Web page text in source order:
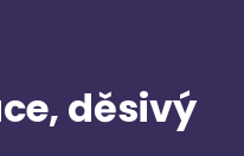
děsivý